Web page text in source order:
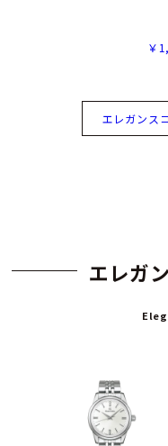
￥
エレガンス
エレガ